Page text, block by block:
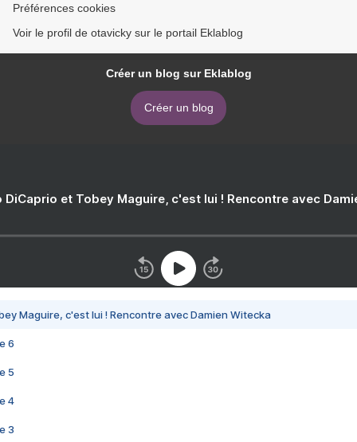
Préférences cookies
Voir le profil de otavicky sur le portail Eklablog
Créer un blog sur Eklablog
Créer un blog
DiCaprio et Tobey Maguire, c'est lui ! Rencontre avec
Maguire, c'est lui ! Rencontre avec Damien Witecka
6
5
4
3